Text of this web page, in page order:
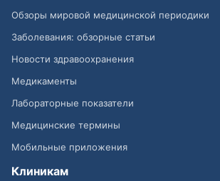
Обзоры мировой медицинской периодики
Заболевания: обзорные статьи
Новости здравоохранения
Медикаменты
Лабораторные показатели
Медицинские термины
Мобильные приложения
Клиникам